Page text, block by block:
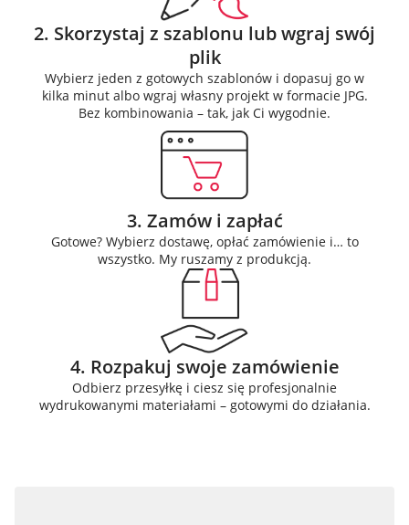
2. Skorzystaj z szablonu lub wgraj swój
plik
Wybierz jeden z gotowych szablonów i dopasuj go w
kilka minut albo wgraj własny projekt w formacie JPG.
Bez kombinowania – tak, jak Ci wygodnie.
3. Zamów i zapłać
Gotowe? Wybierz dostawę, opłać zamówienie i… to
wszystko. My ruszamy z produkcją.
4. Rozpakuj swoje zamówienie
Odbierz przesyłkę i ciesz się profesjonalnie
wydrukowanymi materiałami – gotowymi do działania.